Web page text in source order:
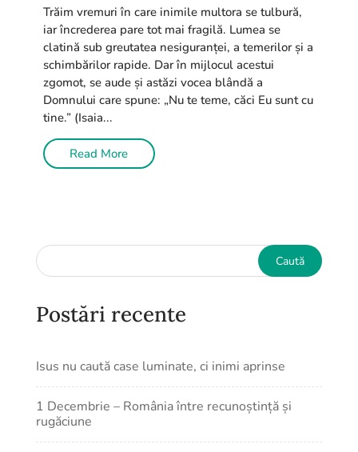
Trăim vremuri în care inimile multora se tulbură,
iar încrederea pare tot mai fragilă. Lumea se
clatină sub greutatea nesiguranței, a temerilor și a
schimbărilor rapide. Dar în mijlocul acestui
zgomot, se aude și astăzi vocea blândă a
Domnului care spune: „Nu te teme, căci Eu sunt cu
tine.” (Isaia...
Read More
Postări recente
Isus nu caută case luminate, ci inimi aprinse
1 Decembrie – România între recunoștință și
rugăciune